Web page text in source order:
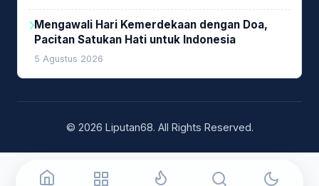
Mengawali Hari Kemerdekaan dengan Doa,
Pacitan Satukan Hati untuk Indonesia
5 Agustus 2026
© 2026 Liputan68. All Rights Reserved.